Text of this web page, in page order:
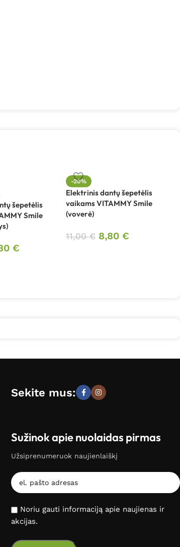
šepetėlis
Smile
€
-20%
Elektrinis dantų šepetėlis
vaikams VITAMMY Smile
(voverė)
11,00€ 8,80 €
Sekite mus:
Sužinok apie nuolaidas pirmas
Užsiprenumeruok naujienlaiškį
Noriu gauti informaciją apie naujienas ir
akcijas.